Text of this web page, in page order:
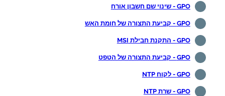
GPO - שינוי שם חשבון אורח
GPO - קביעת התצורה של חומת האש
GPO - התקנת חבילת MSI
GPO - קביעת התצורה של הטפט
GPO - לקוח NTP
GPO - שרת NTP